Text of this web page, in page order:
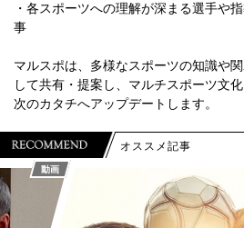
・各スポーツへの理解が深まる選手や
事
マルスポは、多様なスポーツの知識や
して共有・提案し、マルチスポーツ文
次のカタチへアップデートします。
オススメ記事
動画